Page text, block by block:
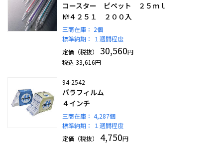
コースター ピペット ２５ｍｌ
№４２５１ ２００入
三商在庫： 2個
標準納期：
１週間程度
定価（税抜）
30,560円
税込 33,616円
94-2542
パラフィルム
４インチ
三商在庫： 4,287個
標準納期：
１週間程度
定価（税抜）
4,750円